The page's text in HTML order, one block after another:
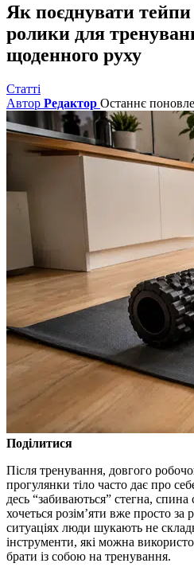
Як поєднувати
ролики для
щоденного руху
Статті
Автор Редактор Останнє
Поділитися
Після тренування, довгого
прогулянки тіло часто дає про
десь “забиваються” стегна, спина
хочеться розім’яти вже просто за
ситуаціях люди шукають не
інструменти, які можна
брати із собою на тренування.